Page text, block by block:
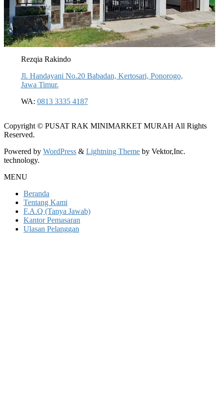
Rezqia Rakindo
Jl. Handayani No.20 Babadan, Kertosari, Ponorogo,
Jawa Timur.
WA: 0813 3335 4187
Copyright © PUSAT RAK MINIMARKET MURAH All Rights
Reserved.
Powered by WordPress & Lightning Theme by Vektor,Inc.
technology.
MENU
Beranda
Tentang Kami
F.A.Q (Tanya Jawab)
Kantor Pemasaran
Ulasan Pelanggan